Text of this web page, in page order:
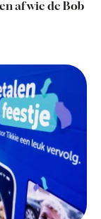
af wie de Bob